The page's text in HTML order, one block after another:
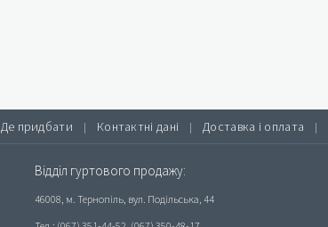
Де придбати | Контактні дані | Доставка і оплата |
Відділ гуртового продажу:
46008, м. Тернопіль, вул. Подільська, 44